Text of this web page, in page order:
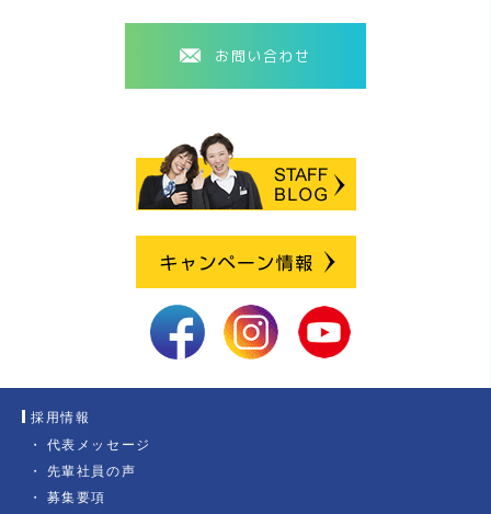
お問い合わせ
採用情報
代表メッセージ
先輩社員の声
募集要項